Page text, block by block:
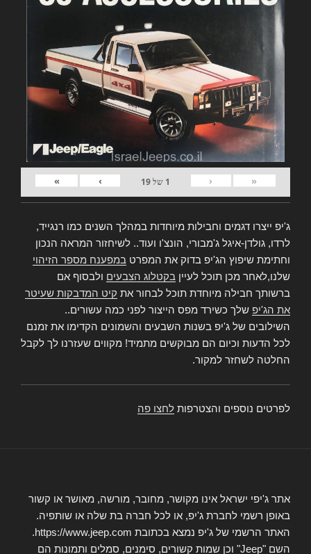
«
‹
1 של19
›
»
ג'יפ ייצרו דגמים וחבילות מיוחדות במהלך השנים כמו רנגייד,
לרדו, גולדן-איגל ג'מבורי, הונצ'ו ועוד.. לשיחזור המראה הנכון
וחתימת שיפוץ הג'יפ בדוק את המפרט במפענח מספר הזיהוי
שלנו,לאחר מכן תוכל לעיין בקטלוג הצבעים ולבסוף אם
ברשותך חבילה מיוחדת תוכל לבחור את קיט המדבקות שעיטר
את הג'יפ שלך כשירד מפס הייצור לפני כמה עשורים..
השילובים של ג'יפ בשנות השבעים והשמונים הקדימו את זמנם
לכל הדעות וכיום הם מבוקשים מתמיד! מקווים שעזרנו לך לקבל
החלטה לשחזר למקור.
לפרטים נוספים והצטרפות לחצו פה
אתר ג'יפי ישראל אינו מקושר, מחובר, מורשה, מאושר או קשור
באופן רשמי לחברת ג'יפ, או לכל חברה בת שלה או שותפיה.
האתר הרשמי של ג'יפ נמצא בכתובת https://www.jeep.com.
השם "Jeep" וכן שמות קשורים, סימנים, סמלים ותמונות הם